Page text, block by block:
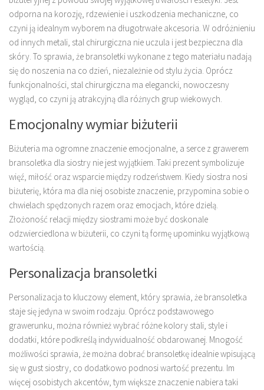
odporna na korozję, rdzewienie i uszkodzenia mechaniczne, co
czyni ją idealnym wyborem na długotrwałe akcesoria. W odróżnieniu
od innych metali, stal chirurgiczna nie uczula i jest bezpieczna dla
skóry. To sprawia, że bransoletki wykonane z tego materiału nadają
się do noszenia na co dzień, niezależnie od stylu życia. Oprócz
funkcjonalności, stal chirurgiczna ma elegancki, nowoczesny
wygląd, co czyni ją atrakcyjną dla różnych grup wiekowych.
Emocjonalny wymiar biżuterii
Biżuteria ma ogromne znaczenie emocjonalne, a serce z grawerem
bransoletka dla siostry nie jest wyjątkiem. Taki prezent symbolizuje
więź, miłość oraz wsparcie między rodzeństwem. Kiedy siostra nosi
biżuterię, która ma dla niej osobiste znaczenie, przypomina sobie o
chwielach spędzonych razem oraz emocjach, które dzielą.
Złożoność relacji między siostrami może być doskonale
odzwierciedlona w biżuterii, co czyni tą formę upominku wyjątkową
wartością.
Personalizacja bransoletki
Personalizacja to kluczowy element, który sprawia, że bransoletka
staje się jedyna w swoim rodzaju. Oprócz podstawowego
grawerunku, można również wybrać różne kolory stali, style i
dodatki, które podkreślą indywidualność obdarowanej. Mnogość
możliwości sprawia, że można dobrać bransoletkę idealnie wpisującą
się w gust siostry, co dodatkowo podnosi wartość prezentu. Im
więcej osobistych akcentów, tym większe znaczenie nabiera taki